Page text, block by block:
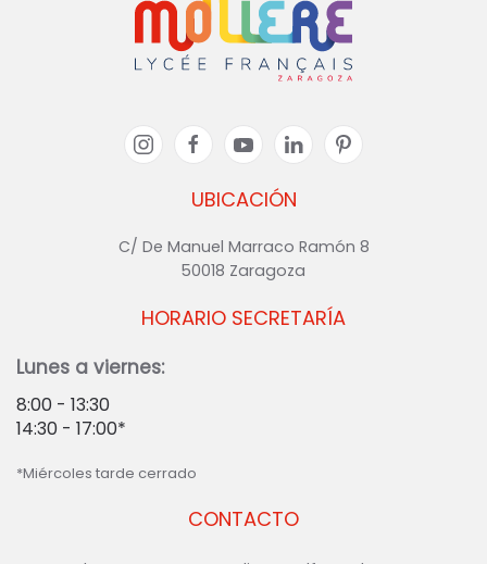
UBICACIÓN
C/ De Manuel Marraco Ramón 8
50018 Zaragoza
CONTACTO
HORARIO SECRETARÍA
Lunes a viernes:
8:00 - 13:30
14:30 - 17:00*
*Miércoles tarde cerrado